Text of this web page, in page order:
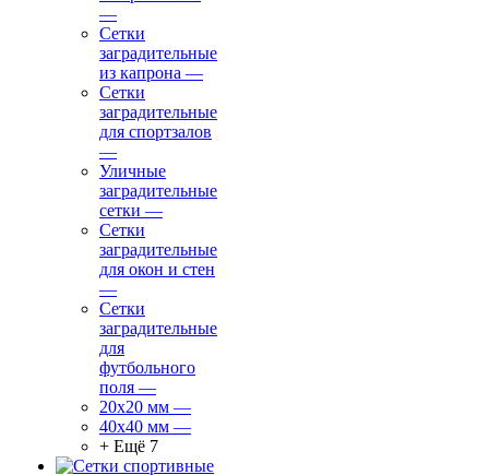
—
Сетки
заградительные
из капрона —
Сетки
заградительные
для спортзалов
—
Уличные
заградительные
сетки —
Сетки
заградительные
для окон и стен
—
Сетки
заградительные
для
футбольного
поля —
20х20 мм —
40х40 мм —
+ Ещё 7